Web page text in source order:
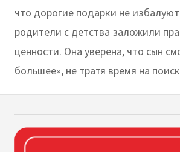
что дорогие подарки не
родители с детства заложили
ценности. Она уверена, что сын
большее», не тратя время на